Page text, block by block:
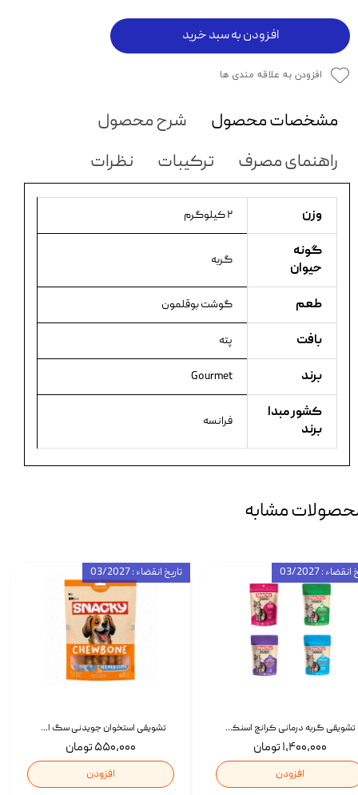
افزودن به سبد خرید
افزودن به علاقه مندی ها
مشخصات محصول
شرح محصول
راهنمای مصرف
ترکیبات نظرات
وزن ۲ کیلوگرم
گونه
حیوان
گربه
طعم گوشت بوقلمون
بافت پته
برند Gourmet
کشور مبدا
برند
فرانسه
مشابه
تشویقی استخوان جویدنی سگ اسنکی کرانچی با طعم مرغ Snacky Crunchy Munchy وزن 100 گرم
۵۵۰,۰۰۰ تومان
افزودن
تاریخ انقضاء : 03/2027
تشویقی گربه درمانی کرانچ اسنکی با طعم میکس Snacky Crunch Cat Treats وزن 60 گرم بسته 4 عددی
۱,۴۰۰,۰۰۰ تومان
افزودن
: 03/2027